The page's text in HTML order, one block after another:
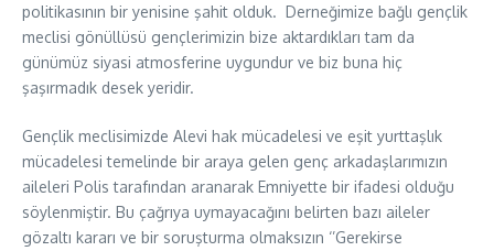
politikasının bir yenisine şahit olduk. Derneğimize bağlı gençlik
meclisi gönüllüsü gençlerimizin bize aktardıkları tam da
günümüz siyasi atmosferine uygundur ve biz buna hiç
şaşırmadık desek yeridir.
Gençlik meclisimizde Alevi hak mücadelesi ve eşit yurttaşlık
mücadelesi temelinde bir araya gelen genç arkadaşlarımızın
aileleri Polis tarafından aranarak Emniyette bir ifadesi olduğu
söylenmiştir. Bu çağrıya uymayacağını belirten bazı aileler
gözaltı kararı ve bir soruşturma olmaksızın ‘’Gerekirse